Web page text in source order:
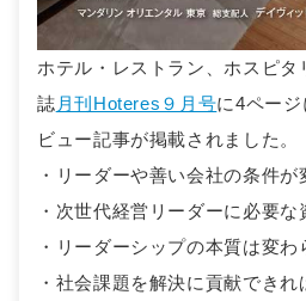
ホテル・レストラン、ホスピタ
誌 月刊Hoteres９月号に4ペー
ビュー記事が掲載されました。
・リーダーや善い会社の条件が
・次世代経営リーダーに必要な
・リーダーシップの本質は変わ
・社会課題を解決に貢献できれ